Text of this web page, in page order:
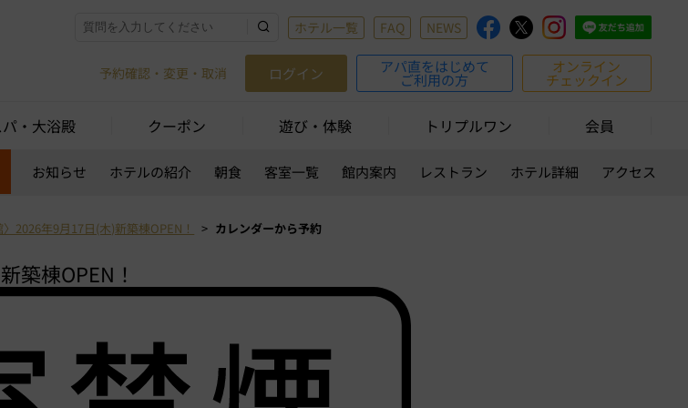
ホテル一覧 FAQ NEWS
予約確認・変更・取消 ログイン アパ直をはじめて
ご利用の方
オンライン
チェックイン
パ・大浴殿 クーポン 遊び・体験 トリプルワン 会員
お知らせ ホテルの紹介 朝食 客室一覧 館内案内 レストラン ホテル詳細 アクセス
2026年9月17日(木)新築棟OPEN！ カレンダーから予約
築棟OPEN！